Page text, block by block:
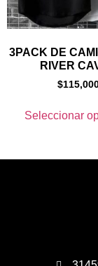
3PACK DE
RIVER
$
Seleccionar